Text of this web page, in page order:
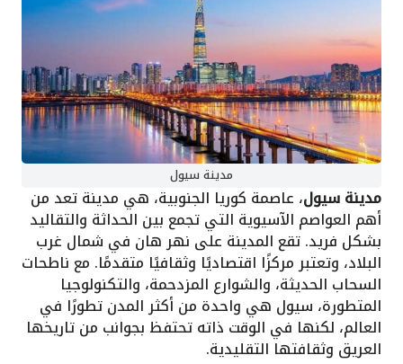
مدينة سيول
مدينة سيول، عاصمة كوريا الجنوبية، هي مدينة تعد من
أهم العواصم الآسيوية التي تجمع بين الحداثة والتقاليد
بشكل فريد. تقع المدينة على نهر هان في شمال غرب
البلاد، وتعتبر مركزًا اقتصاديًا وثقافيًا متقدمًا. مع ناطحات
السحاب الحديثة، والشوارع المزدحمة، والتكنولوجيا
المتطورة، سيول هي واحدة من أكثر المدن تطورًا في
العالم، لكنها في الوقت ذاته تحتفظ بجوانب من تاريخها
العريق وثقافتها التقليدية.